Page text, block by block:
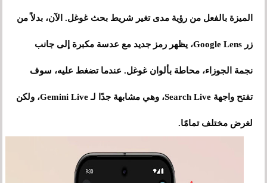
الميزة بالفعل من رؤية مدى تغير شريط بحث غوغل. الآن، بدلاً من
زر Google Lens، يظهر رمز جديد مع عدسة مكبرة إلى جانب
نجمة الجوزاء، محاطة بألوان غوغل. عندما تضغط عليه، سوف
تفتح واجهة Search Live، وهي مشابهة جدًا لـ Gemini Live، ولكن
لغرض مختلف تمامًا.